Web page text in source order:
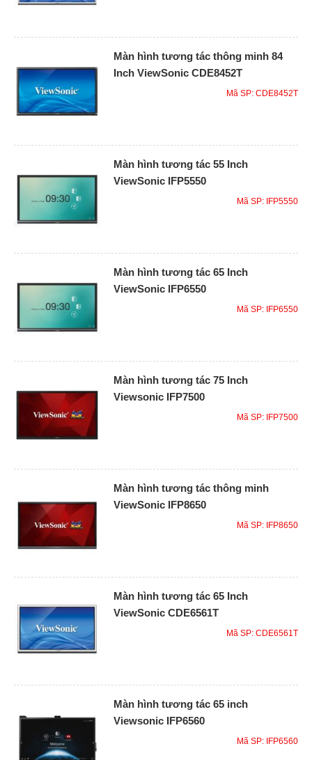
Màn hình tương tác thông minh 84
Inch ViewSonic CDE8452T
Mã SP: CDE8452T
Màn hình tương tác 55 Inch
ViewSonic IFP5550
Mã SP: IFP5550
Màn hình tương tác 65 Inch
ViewSonic IFP6550
Mã SP: IFP6550
Màn hình tương tác 75 Inch
Viewsonic IFP7500
Mã SP: IFP7500
Màn hình tương tác thông minh
ViewSonic IFP8650
Mã SP: IFP8650
Màn hình tương tác 65 Inch
ViewSonic CDE6561T
Mã SP: CDE6561T
Màn hình tương tác 65 inch
Viewsonic IFP6560
Mã SP: IFP6560